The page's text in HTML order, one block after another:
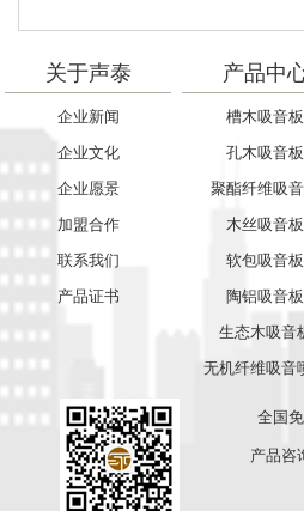
关于声泰
企业新闻
企业文化
企业愿景
加盟合作
联系我们
产品证书
产品中
槽木吸音板
孔木吸音板
聚酯纤维吸
木丝吸音板
软包吸音板
陶铝吸音板
生态木吸音
无机纤维吸音
全国
产品咨